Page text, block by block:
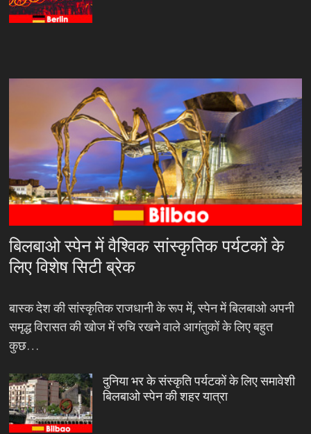
बिलबाओ स्पेन में वैश्विक सांस्कृतिक पर्यटकों के
लिए विशेष सिटी ब्रेक
बास्क देश की सांस्कृतिक राजधानी के रूप में, स्पेन में बिलबाओ अपनी
समृद्ध विरासत की खोज में रुचि रखने वाले आगंतुकों के लिए बहुत
कुछ…
दुनिया भर के संस्कृति पर्यटकों के लिए समावेशी
बिलबाओ स्पेन की शहर यात्रा